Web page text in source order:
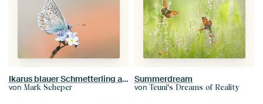
Ikarus blauer Schmetterling auf blauer Blume
von Mark Scheper
Summerdream
von Teuni's Dreams of Reality